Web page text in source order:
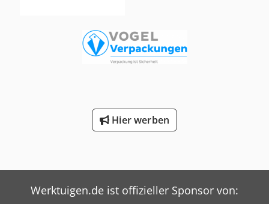
Hier werben
Werktuigen.de ist offizieller Sponsor von: